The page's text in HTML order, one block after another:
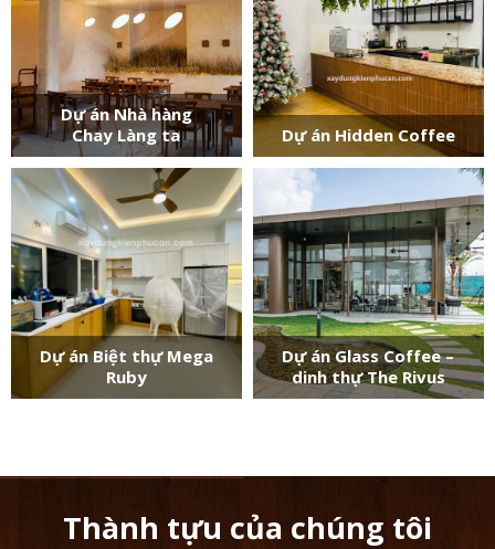
Dự án Nhà hàng
Chay Làng ta
Dự án Hidden Coffee
Dự án Biệt thự Mega
Ruby
Dự án Glass Coffee –
dinh thự The Rivus
Thành tựu của chúng tôi